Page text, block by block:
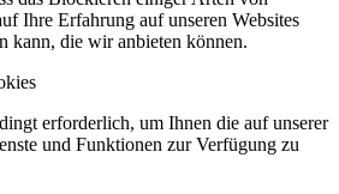
Ihre Erfahrung auf unseren Websites
kann, die wir anbieten können.
erforderlich, um Ihnen die auf unserer
und Funktionen zur Verfügung zu